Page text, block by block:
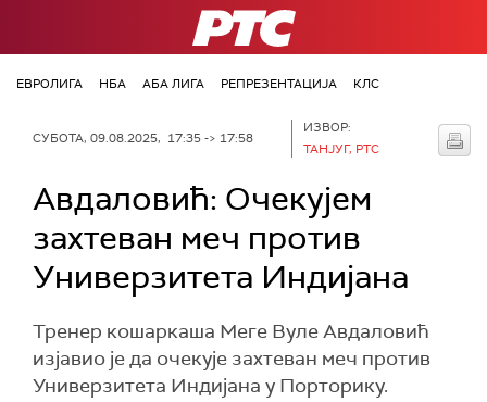
РТС
ЕВРОЛИГА НБА АБА ЛИГА РЕПРЕЗЕНТАЦИЈА КЛС
СУБОТА, 09.08.2025, 17:35 -> 17:58
ИЗВОР:
ТАНЈУГ, РТС
Авдаловић: Очекујем
захтеван меч против
Универзитета Индијана
Тренер кошаркаша Меге Вуле Авдаловић
изјавио је да очекује захтеван меч против
Универзитета Индијана у Порторику.